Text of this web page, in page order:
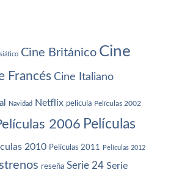
Cine Británico Cine
Francés Cine Italiano
Navidad Netflix película Películas 2002
2006 Películas
2010 Películas 2011 Películas 2012
reseña Serie 24 Serie